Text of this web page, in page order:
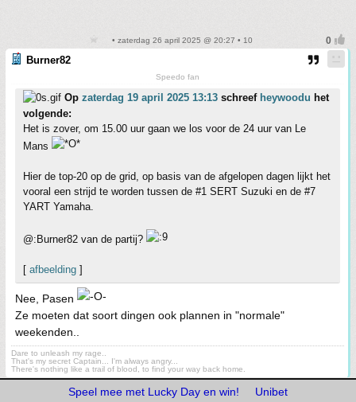
• zaterdag 26 april 2025 @ 20:27 • 10
Burner82
Speedo fan
Op zaterdag 19 april 2025 13:13 schreef heywoodu het
volgende:
Het is zover, om 15.00 uur gaan we los voor de 24 uur van Le
Mans
Hier de top-20 op de grid, op basis van de afgelopen dagen lijkt het
vooral een strijd te worden tussen de #1 SERT Suzuki en de #7
YART Yamaha.
@:Burner82 van de partij?
[ afbeelding ]
Nee, Pasen
Ze moeten dat soort dingen ook plannen in "normale"
weekenden..
Dare to unleash my rage..
That's my secret Captain... I'm always angry...
There's nothing like a trail of blood, to find your way back home.
Speel mee met Lucky Day en win! Unibet